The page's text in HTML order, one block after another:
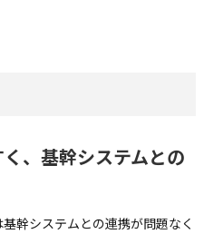
、基幹システムとの
幹システムとの連携が問題なく